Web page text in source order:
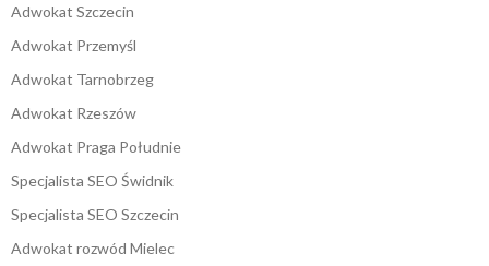
Adwokat Szczecin
Adwokat Przemyśl
Adwokat Tarnobrzeg
Adwokat Rzeszów
Adwokat Praga Południe
Specjalista SEO Świdnik
Specjalista SEO Szczecin
Adwokat rozwód Mielec